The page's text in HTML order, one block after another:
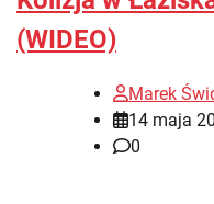
(WIDEO)
Marek
14 maja
0